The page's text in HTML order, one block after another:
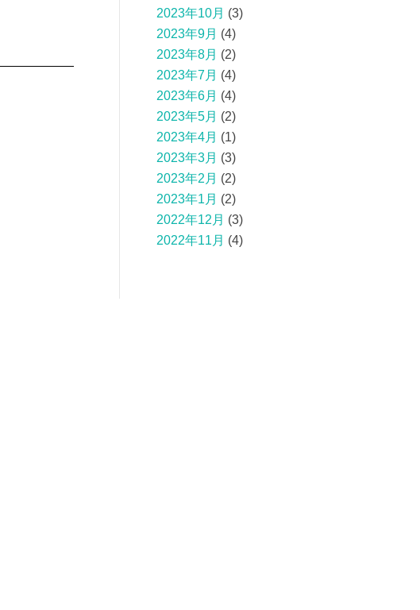
2023年10月 (3)
2023年9月 (4)
2023年8月 (2)
2023年7月 (4)
2023年6月 (4)
2023年5月 (2)
2023年4月 (1)
2023年3月 (3)
2023年2月 (2)
2023年1月 (2)
2022年12月 (3)
2022年11月 (4)